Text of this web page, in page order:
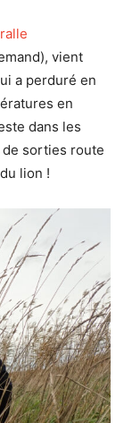
vient
a perduré en
en
dans les
sorties route
lion !